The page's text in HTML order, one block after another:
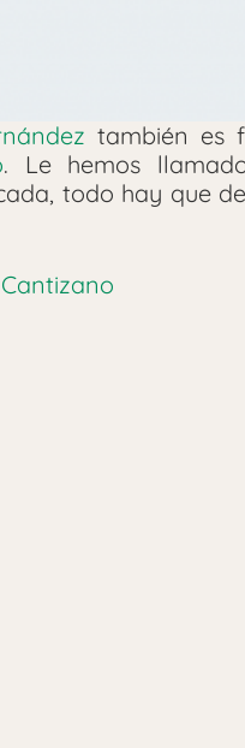
también es
. Le hemos
todo hay que